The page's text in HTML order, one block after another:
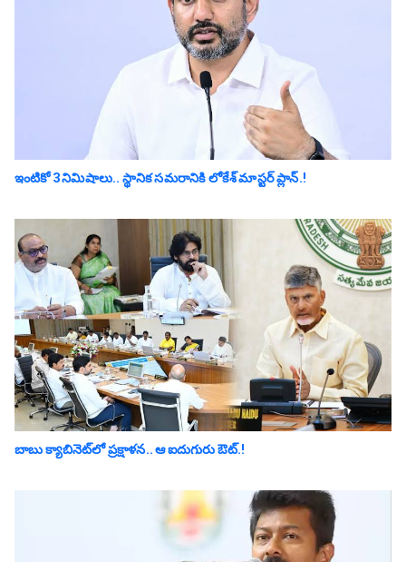
ఇంటికో 3 నిమిషాలు.. స్థానిక స‌మ‌రానికి లోకేశ్ మాస్ట‌ర్ ప్లాన్‌.!
బాబు క్యాబినెట్‌లో ప్ర‌క్షాళ‌న‌.. ఆ ఐదుగురు ఔట్‌.!